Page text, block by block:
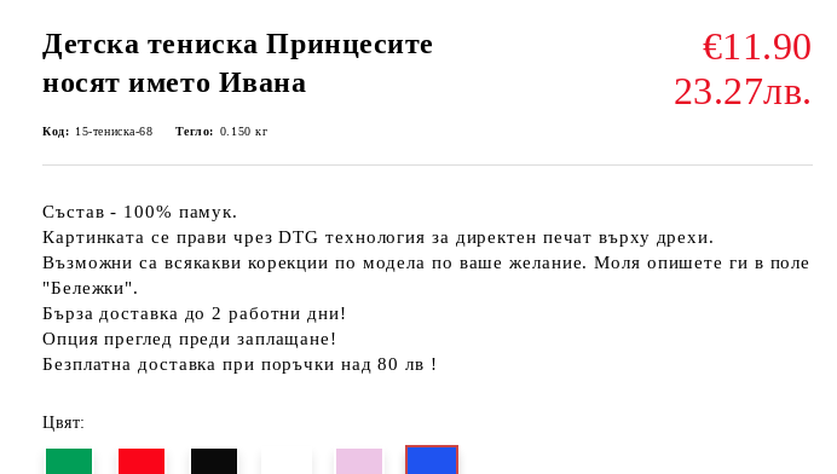
Детска тениска Принцесите
носят името Ивана
€11.90
23.27лв.
Код: 15-тениска-68 Тегло: 0.150 кг
Състав - 100% памук.
Картинката се прави чрез DTG технология за директен печат върху дрехи.
Възможни са всякакви корекции по модела по ваше желание. Моля опишете ги в поле
"Бележки".
Бърза доставка до 2 работни дни!
Опция преглед преди заплащане!
Безплатна доставка при поръчки над 80 лв !
Цвят: